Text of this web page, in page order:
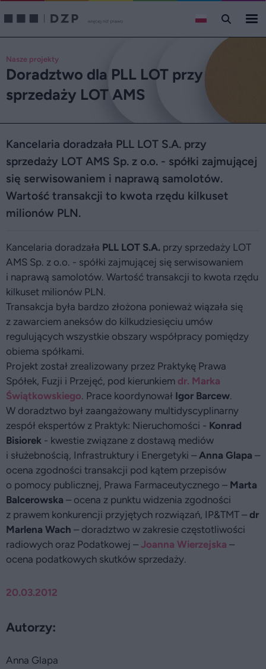
Nasze projekty
Doradztwo dla PLL LOT przy
sprzedaży LOT AMS
20.03.2012
Autorzy:
Anna Glapa
Kancelaria doradzała PLL LOT S.A. przy
sprzedaży LOT AMS Sp. z o.o. - spółki zajmującej
się serwisowaniem i naprawą samolotów.
Wartość transakcji to kwota rzędu kilkuset
milionów PLN.
Kancelaria doradzała PLL LOT S.A. przy sprzedaży LOT
AMS Sp. z o.o. - spółki zajmującej się serwisowaniem
i naprawą samolotów. Wartość transakcji to kwota rzędu
kilkuset milionów PLN.
Transakcja była bardzo złożona ponieważ wiązała się
z zawarciem aneksów do kilkudziesięciu umów
regulujących wszystkie obszary współpracy pomiędzy
obiema spółkami.
Projekt został zrealizowany przez Praktykę Prawa
Spółek, Fuzji i Przejęć, pod kierunkiem dr. Marka
Świątkowskiego. Prace koordynował Igor Barcew.
W doradztwo był zaangażowany multidyscyplinarny
zespół ekspertów z Praktyk: Nieruchomości - Konrad
Bisiorek - kwestie związane z dostawą mediów
i służebnością, Infrastruktury i Energetyki – Anna Glapa –
ocena zgodności transakcji pod kątem przepisów
o pomocy publicznej, Prawa Farmaceutycznego – Marta
Balcerowska – ocena z punktu widzenia zgodności
z prawem konkurencji przyjętych rozwiązań, IP&TMT – dr
Marlena Wach – doradztwo w zakresie częstotliwości
radiowych oraz Podatkowej – Joanna Wierzejska –
ocena podatkowych skutków sprzedaży.